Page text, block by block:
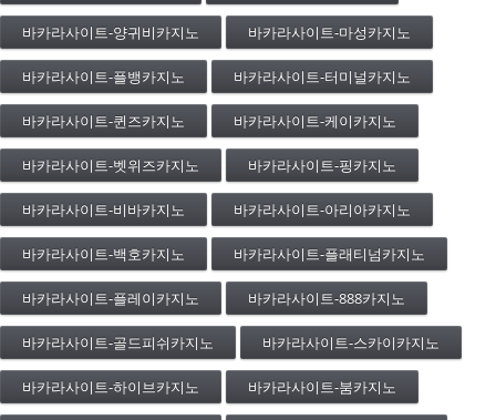
바카라사이트-양귀비카지노 바카라사이트-마성카지노
바카라사이트-플뱅카지노 바카라사이트-터미널카지노
바카라사이트-퀸즈카지노 바카라사이트-케이카지노
바카라사이트-벳위즈카지노 바카라사이트-핑카지노
바카라사이트-비바카지노 바카라사이트-아리아카지노
바카라사이트-백호카지노 바카라사이트-플래티넘카지노
바카라사이트-플레이카지노 바카라사이트-888카지노
바카라사이트-골드피쉬카지노 바카라사이트-스카이카지노
바카라사이트-하이브카지노 바카라사이트-붐카지노